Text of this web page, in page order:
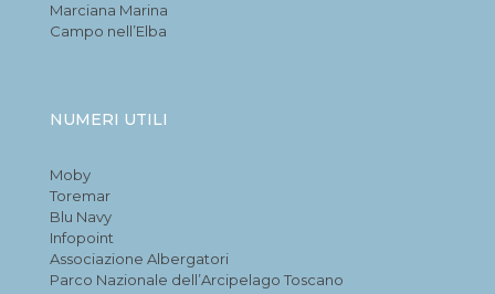
Marciana Marina
Campo nell’Elba
NUMERI UTILI
Moby
Toremar
Blu Navy
Infopoint
Associazione Albergatori
Parco Nazionale dell’Arcipelago Toscano